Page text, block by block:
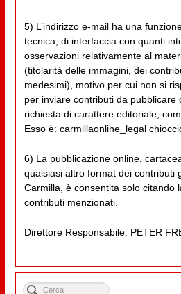
5) L’indirizzo e-mail ha una
tecnica, di interfaccia con quanti
osservazioni relativamente al
(titolarità delle immagini, dei
medesimi), motivo per cui non si
per inviare contributi da pubblicare
richiesta di carattere editoriale,
Esso è: carmillaonline_legal
6) La pubblicazione online,
qualsiasi altro format dei contributi
Carmilla, è consentita solo citando
contributi menzionati.
Direttore Responsabile: PETER